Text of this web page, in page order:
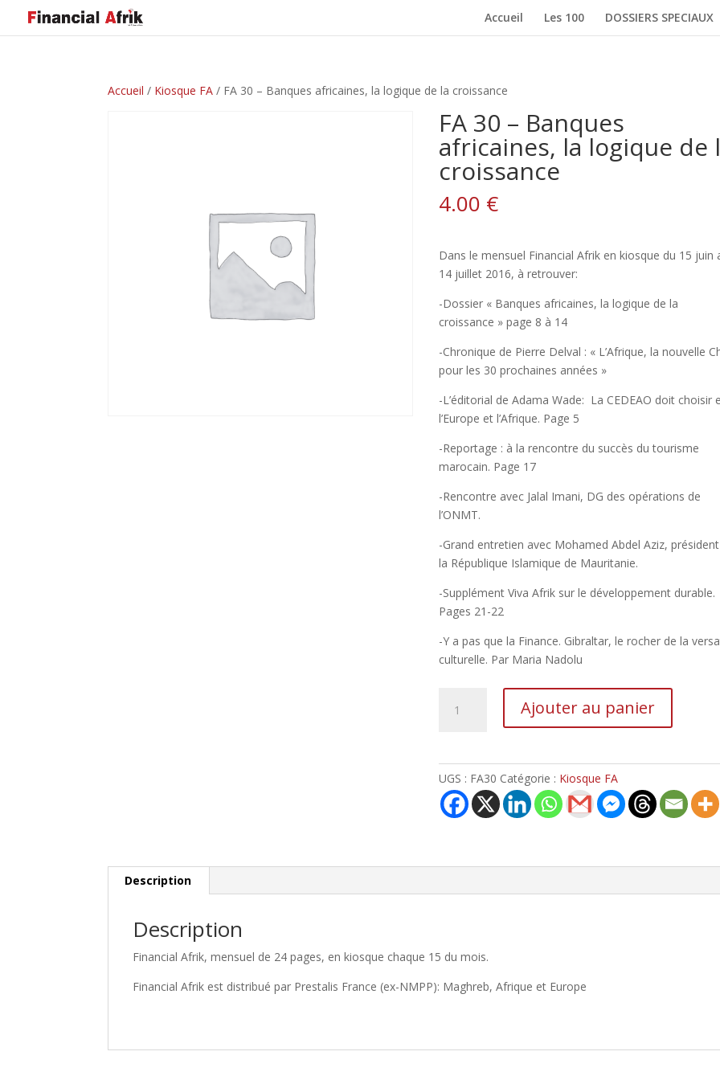
Accueil Les 100 DOSSIERS SPECIAUX
Accueil / Kiosque FA / FA 30 – Banques africaines, la logique de la croissance
FA 30 – Banques
africaines, la logique de
croissance
4.00 €
Dans le mensuel Financial Afrik en kiosque du 15 juin
14 juillet 2016, à retrouver:
-Dossier « Banques africaines, la logique de la
croissance » page 8 à 14
-Chronique de Pierre Delval : « L’Afrique, la nouvelle
pour les 30 prochaines années »
-L’éditorial de Adama Wade: La CEDEAO doit choisir
l’Europe et l’Afrique. Page 5
-Reportage : à la rencontre du succès du tourisme
marocain. Page 17
-Rencontre avec Jalal Imani, DG des opérations de
l’ONMT.
-Grand entretien avec Mohamed Abdel Aziz,
la République Islamique de Mauritanie.
-Supplément Viva Afrik sur le développement durable.
Pages 21-22
-Y a pas que la Finance. Gibraltar, le rocher de la
culturelle. Par Maria Nadolu
Ajouter au panier
UGS : FA30 Catégorie : Kiosque FA
Description
Description
Financial Afrik, mensuel de 24 pages, en kiosque chaque 15 du mois.
Financial Afrik est distribué par Prestalis France (ex-NMPP): Maghreb, Afrique et Europe